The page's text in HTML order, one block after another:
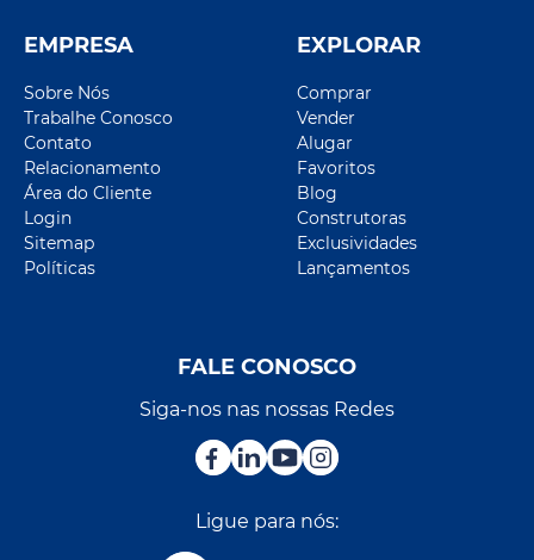
EMPRESA
Sobre Nós
Trabalhe Conosco
Contato
Relacionamento
Área do Cliente
Login
Sitemap
Políticas
EXPLORAR
Comprar
Vender
Alugar
Favoritos
Blog
Construtoras
Exclusividades
Lançamentos
FALE CONOSCO
Siga-nos nas nossas Redes
Ligue para nós: